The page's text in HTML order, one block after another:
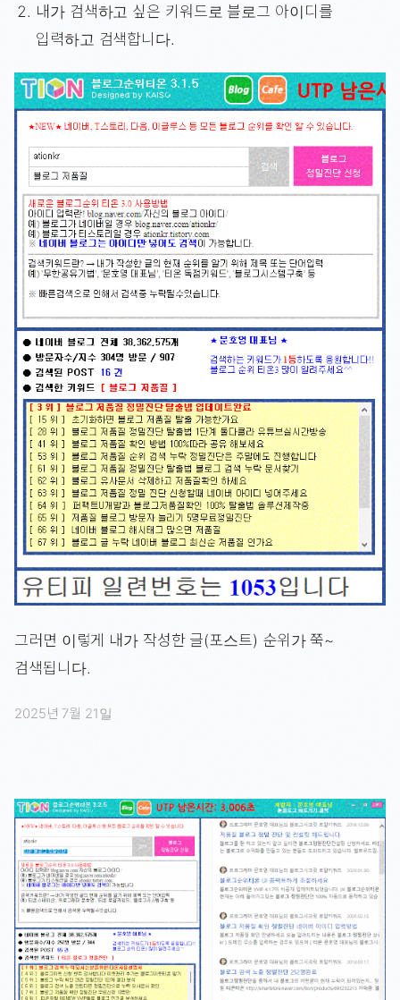
내가 검색하고 싶은 키워드로 블로그 아이디를
입력하고 검색합니다.
그러면 이렇게 내가 작성한 글(포스트) 순위가 쭉~
검색됩니다.
2025년 7월 21일